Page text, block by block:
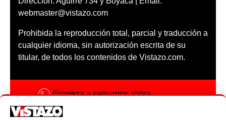
webmaster@vistazo.com
Prohibida la reproducción total, parcial y traducción a
cualquier idioma, sin autorización escrita de su
titular, de todos los contenidos de Vistazo.com.
Empieza a seguirnos ahora